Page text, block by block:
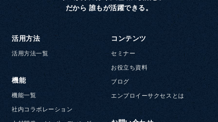
だから 誰もが活躍できる。
活用方法
活用方法一覧
機能
機能一覧
社内コラボレーション
コンテンツ
セミナー
お役立ち資料
ブログ
エンプロイーサクセスとは